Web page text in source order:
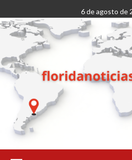
al
contenido
6 de agosto de